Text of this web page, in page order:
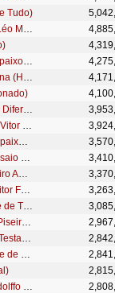
Tudo)
FOTOS E LEMBRANÇAS - Vitor Fernandes e Léo Magalhães (DVD Como Nunca)
ME BLOQUEIA AÍ - Vitor Fernandes (DVD VF Apaixonado)
MINHA MENTE - Vitor Fernandes e @leosantana (HIT DO VERÃO)
QUESTÃO DE TEMPO - Vitor Fernandes (DVD Diferente de Tudo)
DECLARAÇÃO / VALEU / PRIMEIRO PASSO - Vitor Fernandes e Dorgival Dantas (DVD Como Nunca)
ESQUEÇA TUDO - Vitor Fernandes (DVD VF Apaixonado)
SOFRER POR MORENA - Vitor Fernandes (Ensaio do Piseiro)
QUEM É QUE FAZ - Vitor Fernandes - CD Piseiro Apaixonado 2021
JÁ NÃO SEI MAIS NADA / DEIXARIA TUDO - Vitor Fernandes (DVD Como Nunca)
SÓ AMIZADE - Vitor Fernandes (DVD Diferente de Tudo)
QUATRO DA MANHÃ - Vitor Fernandes (DVD Piseiro Apaixonado)
MEDO DE AMAR - Vitor Fernandes e Fabinho Testado (DVD VF Apaixonado)
INCONSEQUENTE - Vitor Fernandes (Diferente de Tudo)
QUASE LIVRE - Vitor Fernandes e Israel e Rodolffo (DVD Como Nunca)